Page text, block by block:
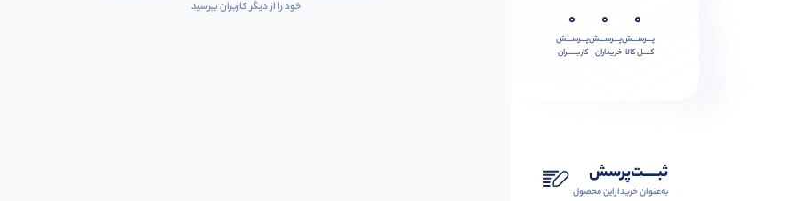
0
پـــرســـش
کــــل کالا
0
پـــرســـش
خریداران
0
پـــرســـش
کاربـــــران
ثبـــــت‌پرسش
به‌عنوان ‌خریدار‌این‌ محصول
خود را از دیگر کاربران بپرسید